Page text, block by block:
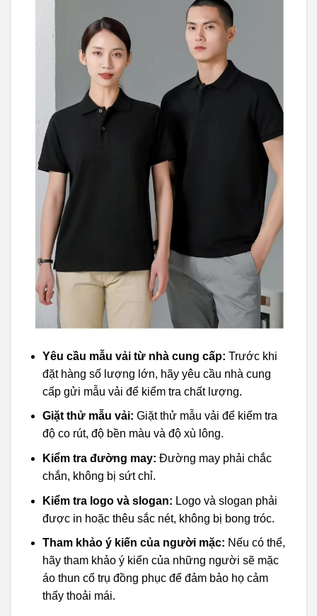
Yêu cầu mẫu vải từ nhà cung cấp: Trước khi
đặt hàng số lượng lớn, hãy yêu cầu nhà cung
cấp gửi mẫu vải để kiểm tra chất lượng.
Giặt thử mẫu vải: Giặt thử mẫu vải để kiểm tra
độ co rút, độ bền màu và độ xù lông.
Kiểm tra đường may: Đường may phải chắc
chắn, không bị sứt chỉ.
Kiểm tra logo và slogan: Logo và slogan phải
được in hoặc thêu sắc nét, không bị bong tróc.
Tham khảo ý kiến của người mặc: Nếu có thể,
hãy tham khảo ý kiến của những người sẽ mặc
áo thun cổ trụ đồng phục để đảm bảo họ cảm
thấy thoải mái.